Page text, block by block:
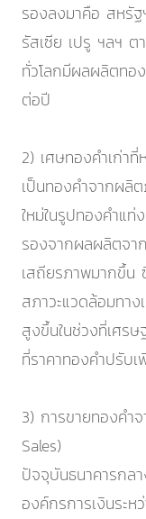
รองลงมาคือ สหรั
รัสเซีย เปรู ฯลฯ
ทั่วโลกมีผลผลิตทอ
ต่อปี
2) เศษทองคำเก่าที่
เป็นทองคำจากผลิ
ใหม่ในรูปทองคำแ
รองจากผลผลิตจา
เสถียรภาพมากขึ้น
สภาวะแวดล้อมทาง
สูงขึ้นในช่วงที่เศร
ที่ราคาทองคำปรับเ
3) การขายทองคำ
Sales)
ปัจจุบันธนาคารกล
องค์กรการเงินระ